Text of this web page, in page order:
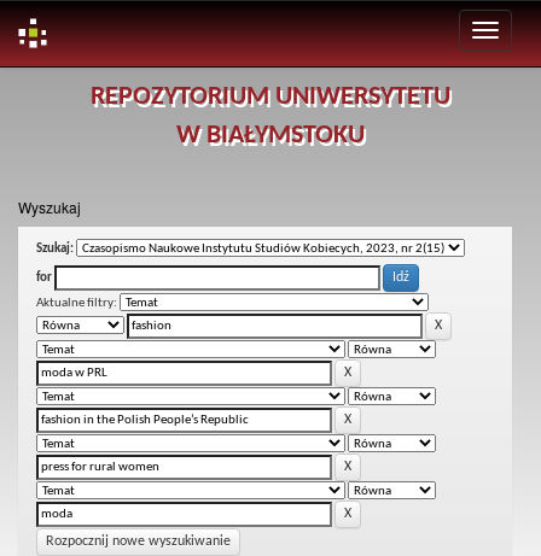
REPOZYTORIUM UNIWERSYTETU
W BIAŁYMSTOKU
Wyszukaj
Szukaj:
for
Aktualne filtry:
Rozpocznij nowe wyszukiwanie